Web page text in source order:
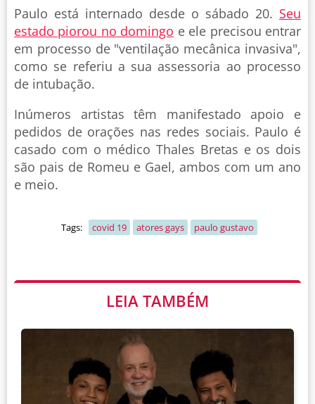
Paulo está internado desde o sábado 20. Seu
estado piorou no domingo e ele precisou entrar
em processo de "ventilação mecânica invasiva",
como se referiu a sua assessoria ao processo
de intubação.
Inúmeros artistas têm manifestado apoio e
pedidos de orações nas redes sociais. Paulo é
casado com o médico Thales Bretas e os dois
são pais de Romeu e Gael, ambos com um ano
e meio.
Tags: covid 19 atores gays paulo gustavo
LEIA TAMBÉM